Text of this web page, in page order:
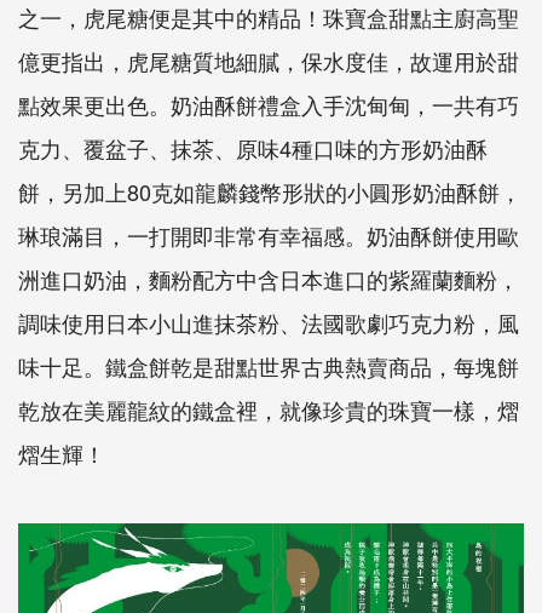
之一，虎尾糖便是其中的精品！珠寶盒甜點主廚高聖
億更指出，虎尾糖質地細膩，保水度佳，故運用於甜
點效果更出色。奶油酥餅禮盒入手沈甸甸，一共有巧
克力、覆盆子、抹茶、原味4種口味的方形奶油酥
餅，另加上80克如龍麟錢幣形狀的小圓形奶油酥餅，
琳琅滿目，一打開即非常有幸福感。奶油酥餅使用歐
洲進口奶油，麵粉配方中含日本進口的紫羅蘭麵粉，
調味使用日本小山進抹茶粉、法國歌劇巧克力粉，風
味十足。鐵盒餅乾是甜點世界古典熱賣商品，每塊餅
乾放在美麗龍紋的鐵盒裡，就像珍貴的珠寶一樣，熠
熠生輝！